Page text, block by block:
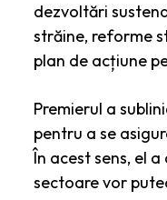
dezvoltări
străine, reforme
plan de acțiune
Premierul a
pentru a se
În acest sens, el
sectoare vor